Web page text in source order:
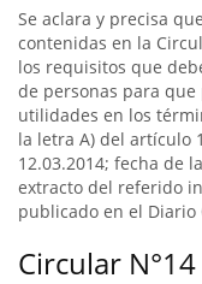
Se aclara y precisa
contenidas en la
los requisitos que
de personas para
utilidades en los
la letra A) del artículo
12.03.2014; fecha de
extracto del referido
publicado en el Diario
Circular